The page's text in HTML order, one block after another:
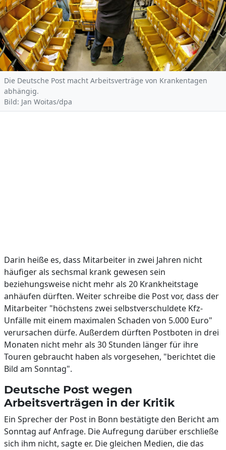
Die Deutsche Post macht Arbeitsverträge von Krankentagen
abhängig.
Bild: Jan Woitas/dpa
Darin heiße es, dass Mitarbeiter in zwei Jahren nicht
häufiger als sechsmal krank gewesen sein
beziehungsweise nicht mehr als 20 Krankheitstage
anhäufen dürften. Weiter schreibe die Post vor, dass der
Mitarbeiter "höchstens zwei selbstverschuldete Kfz-
Unfälle mit einem maximalen Schaden von 5.000 Euro"
verursachen dürfe. Außerdem dürften Postboten in drei
Monaten nicht mehr als 30 Stunden länger für ihre
Touren gebraucht haben als vorgesehen, "berichtet die
Bild am Sonntag".
Deutsche Post wegen
Arbeitsverträgen in der Kritik
Ein Sprecher der Post in Bonn bestätigte den Bericht am
Sonntag auf Anfrage. Die Aufregung darüber erschließe
sich ihm nicht, sagte er. Die gleichen Medien, die das